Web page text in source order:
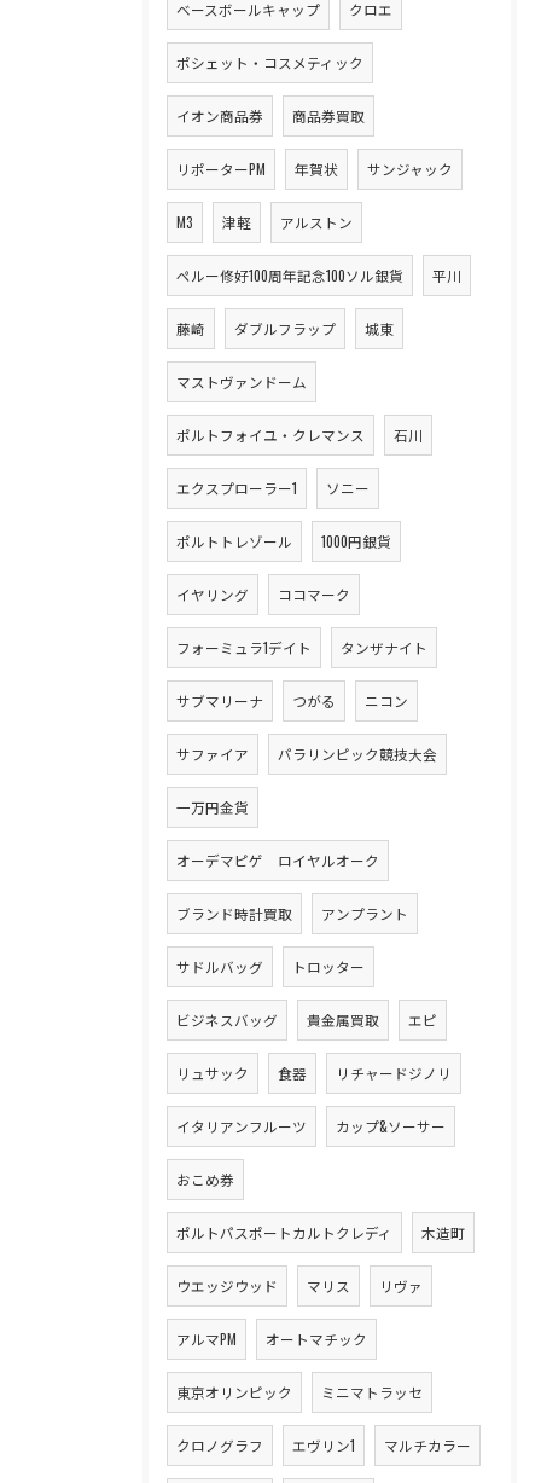
ベースボールキャップ クロエ
ポシェット・コスメティック
イオン商品券 商品券買取
リポーターPM 年賀状 サンジャック
M3 津軽 アルストン
ペルー修好100周年記念100ソル銀貨 平川
藤崎 ダブルフラップ 城東
マストヴァンドーム
ポルトフォイユ・クレマンス 石川
エクスプローラー1 ソニー
ポルトトレゾール 1000円銀貨
イヤリング ココマーク
フォーミュラ1デイト タンザナイト
サブマリーナ つがる ニコン
サファイア パラリンピック競技大会
一万円金貨
オーデマピゲ ロイヤルオーク
ブランド時計買取 アンプラント
サドルバッグ トロッター
ビジネスバッグ 貴金属買取 エピ
リュサック 食器 リチャードジノリ
イタリアンフルーツ カップ&ソーサー
おこめ券
ポルトパスポートカルトクレディ 木造町
ウエッジウッド マリス リヴァ
アルマPM オートマチック
東京オリンピック ミニマトラッセ
クロノグラフ エヴリン1 マルチカラー